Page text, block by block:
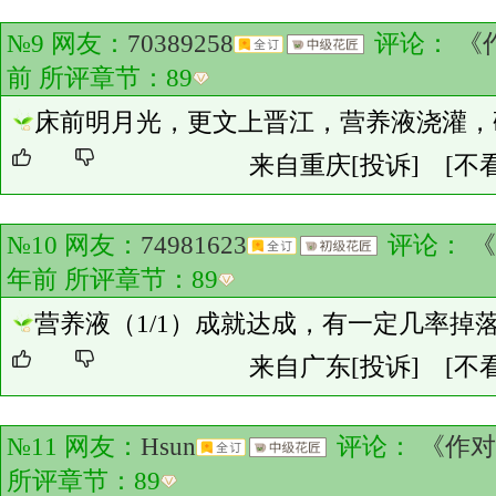
№9 网友： 70389258 评论：
前 所评章节： 89
床前明月光，更文上晋江，营养液浇灌
来自重庆[投诉] [不
№10 网友： 74981623 评论：
年前 所评章节： 89
营养液（1/1）成就达成，有一定几率掉
来自广东[投诉] [不
№11 网友： Hsun 评论：
《作
所评章节： 89